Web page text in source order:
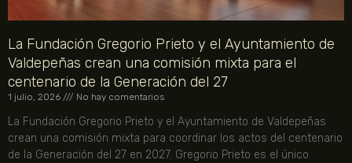
La Fundación Gregorio Prieto y el Ayuntamiento de
Valdepeñas crean una comisión mixta para el
centenario de la Generación del 27
1 julio, 2026 No hay comentarios
La Fundación Gregorio Prieto y el Ayuntamiento de Valdepeñas
crean una comisión mixta para coordinar los actos del centenario
de la Generación del 27 en 2027. Gregorio Prieto es el único